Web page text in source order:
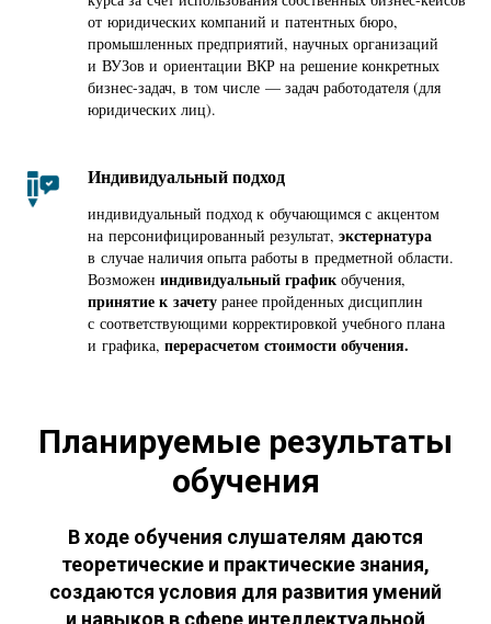
от юридических компаний и патентных бюро,
промышленных предприятий, научных организаций
и ВУЗов и ориентации ВКР на решение конкретных
бизнес-задач, в том числе — задач работодателя (для
юридических лиц).
Индивидуальный подход
индивидуальный подход к обучающимся с акцентом
на персонифицированный результат, экстернатура
в случае наличия опыта работы в предметной области.
Возможен индивидуальный график обучения,
принятие к зачету ранее пройденных дисциплин
с соответствующими корректировкой учебного плана
и графика, перерасчетом стоимости обучения.
Планируемые результаты
обучения
В ходе обучения слушателям даются
теоретические и практические знания,
создаются условия для развития умений
и навыков в сфере интеллектуальной